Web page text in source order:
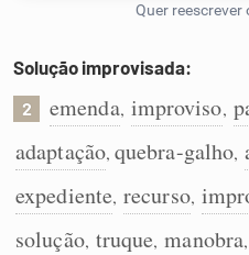
Sinônimos
Solução improvisada:
2 emenda, improviso,
adaptação, quebra-galho,
expediente, recurso,
solução, truque, manobra,